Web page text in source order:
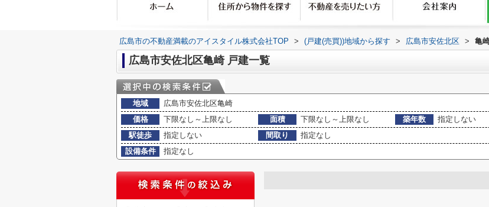
広島市の不動産満載のアイスタイル株式会社TOP > (戸建(売買))地域から探す > 広島市安佐北区 > 亀
広島市安佐北区亀崎 戸建一覧
地域
広島市安佐北区亀崎
価格
下限なし～上限なし 面積 下限なし～上限なし 築年数
指定しない
駅徒歩
指定しない 間取り
指定なし
設備条件
指定なし